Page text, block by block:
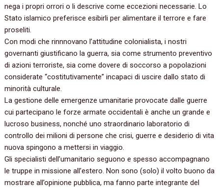
nega i propri orrori o li descrive come eccezioni necessarie. Lo
Stato islamico preferisce esibirli per alimentare il terrore e fare
proseliti.
Con modi che rinnnovano l’attitudine colonialista, i nostri
governanti giustificano la guerra, sia come strumento preventivo
di azioni terroriste, sia come dovere di soccorso a popolazioni
considerate “costitutivamente” incapaci di uscire dallo stato di
minorità culturale.
La gestione delle emergenze umanitarie provocate dalle guerre
cui partecipano le forze armate occidentali è anche un grande e
lucroso business, nonché uno straordinario laboratorio di
controllo dei milioni di persone che crisi, guerre e desiderio di vita
nuova spingono a mettersi in viaggio.
Gli specialisti dell’umanitario seguono e spesso accompagnano
le truppe in missione all’estero. Non sono (solo) il volto buono da
mostrare all’opinione pubblica, ma fanno parte integrante del